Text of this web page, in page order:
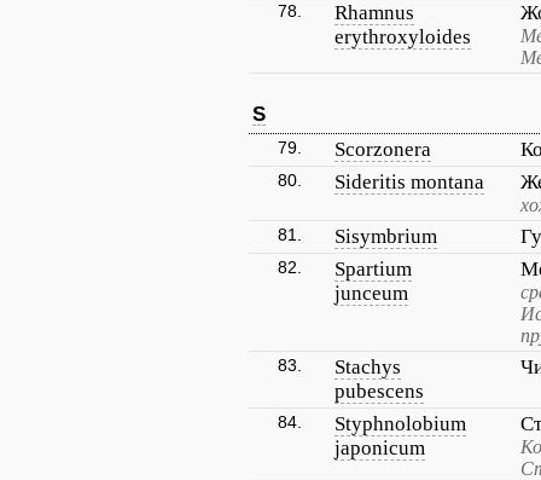
78.
Rhamnus
erythroxyloides
S
79. Scorzonera
80. Sideritis montana
81. Sisymbrium
82.
Spartium
junceum
83.
Stachys
pubescens
84.
Styphnolobium
japonicum